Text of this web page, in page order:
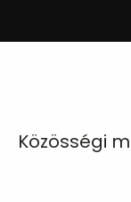
Közösségi